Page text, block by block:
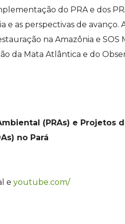
do PRA e dos
as perspectivas de avanço.
na Amazônia e SOS
da Mata Atlântica e do
(PRAs) e Projetos
no Pará
e youtube.com/